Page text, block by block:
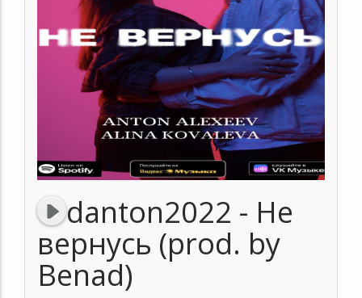
danton2022 - Не
вернусь (prod. by
Benad)